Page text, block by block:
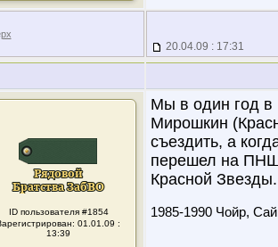
20.04.09 : 17:31
ID пользователя #1854
01.01.09 :
13:39
Мы в один год в
Мирошкин
съездить, а
перешел на ПНШ
Красной
1985-1990 Чойр,